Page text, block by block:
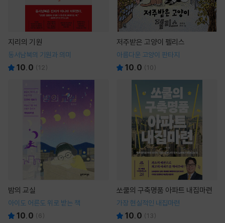
지리의 기원
동서남북의 기원과 의미
10.0 (12)
저주받은 고양이 펠리스
아름다운 고양이 판타지
10.0 (10)
밤의 교실
아이도 어른도 위로 받는 책
10.0 (6)
쏘쿨의 구축명품 아파트 내집마련
가장 현실적인 내집마련
10.0 (13)